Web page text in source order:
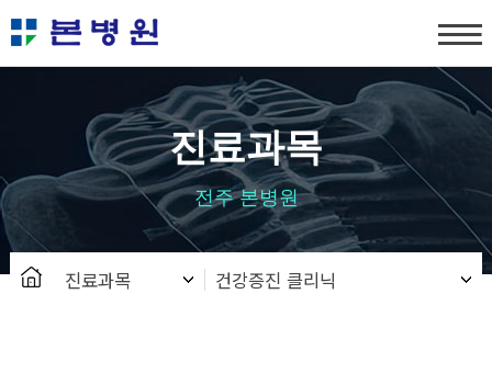
탑메뉴 바로가기
본문 바로가기
진료과목
전주 본병원
진료과목 건강증진 클리닉